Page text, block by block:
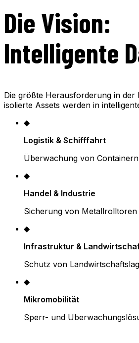
Die Vision:
Intelligente
Die größte Herausforderung in der
isolierte Assets werden in
◆
Logistik & Schifffahrt
Überwachung von
◆
Handel & Industrie
Sicherung von
◆
Infrastruktur &
Schutz von
◆
Mikromobilität
Sperr- und